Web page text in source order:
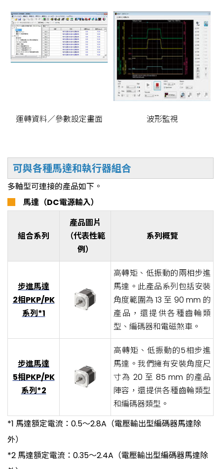
運轉資料／參數設定畫面 波形監視
可與各種馬達和執行器組合
多軸型可連接的產品如下。
馬達（DC電源輸入）
組合系列
產品圖片
（代表性範
例）
系列概覽
步進馬達
2相PKP/PK
系列*1
高轉矩、低振動的兩相步進
馬達。此產品系列包括安裝
角度範圍為 13 至 90 mm 的
產品，還提供各種齒輪類
型、編碼器和電磁煞車。
步進馬達
5相PKP/PK
系列*2
高轉矩、低振動的5相步進
馬達。我們擁有安裝角度尺
寸為 20 至 85 mm 的產品
陣容，還提供各種齒輪類型
和編碼器類型。
*1 馬達額定電流：0.5～2.8A（電壓輸出型編碼器馬達除
外）
*2 馬達額定電流：0.35～2.4A（電壓輸出型編碼器馬達除